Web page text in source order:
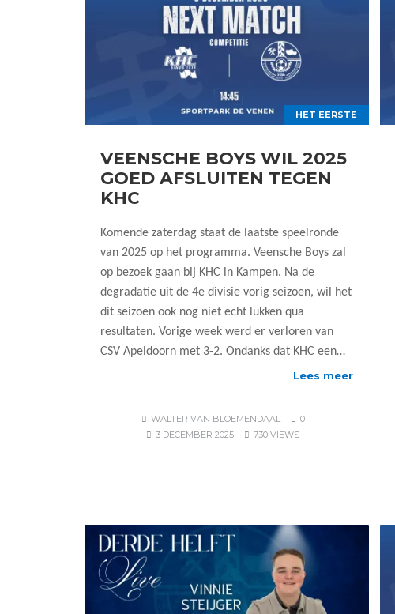
HET EERSTE
VEENSCHE BOYS WIL 2025
GOED AFSLUITEN TEGEN
KHC
Komende zaterdag staat de laatste speelronde
van 2025 op het programma. Veensche Boys zal
op bezoek gaan bij KHC in Kampen. Na de
degradatie uit de 4e divisie vorig seizoen, wil het
dit seizoen ook nog niet echt lukken qua
resultaten. Vorige week werd er verloren van
CSV Apeldoorn met 3-2. Ondanks dat KHC een…
Lees meer
WALTER VAN BLOEMENDAAL
0
3 DECEMBER 2025
730 VIEWS